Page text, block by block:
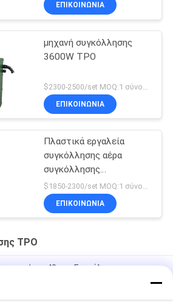
ΕΠΙΚΟΙΝΩΝΙΑ
μηχανή συγκόλλησης
3600W TPO
$2300-2500/set MOQ:1 σύνολο
ΕΠΙΚΟΙΝΩΝΙΑ
Πλαστικά εργαλεία
συγκόλλησης αέρα
συγκόλλησης
επικάλυψης
$1850-2300/set MOQ:1 σύνολο
ΕΠΙΚΟΙΝΩΝΙΑ
TPO
40mm Επικάλυψη
για καμβά
TPO SWT-UME 40MM